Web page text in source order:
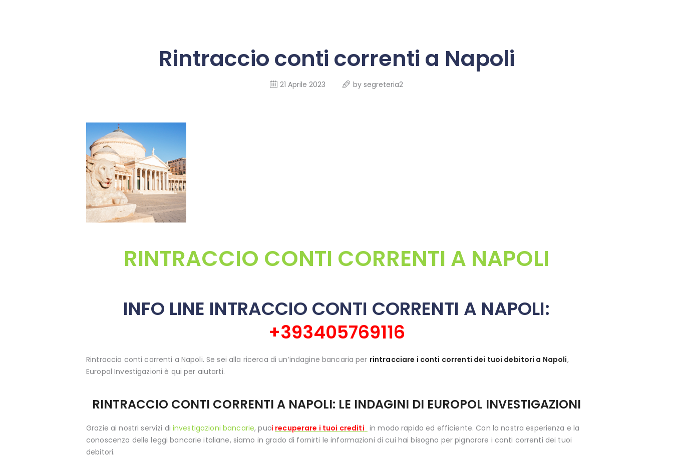
Indagini patrimoniali e investigative autorizzate
RECUPERO
INVESTIGAZIONI
BLOG
CONTATTI
SHOP
Rintraccio conti correnti a Napoli
21 Aprile 2023 by segreteria2
RINTRACCIO CONTI CORRENTI A NAPOLI
INFO LINE INTRACCIO CONTI CORRENTI A NAPOLI:
+393405769116
Rintraccio conti correnti a Napoli. Se sei alla ricerca di un’indagine bancaria per rintracciare i conti correnti dei tuoi debitori a Napoli,
Europol Investigazioni è qui per aiutarti.
RINTRACCIO CONTI CORRENTI A NAPOLI: LE INDAGINI DI EUROPOL INVESTIGAZIONI
Grazie ai nostri servizi di investigazioni bancarie, puoi recuperare i tuoi crediti in modo rapido ed efficiente. Con la nostra esperienza e la
conoscenza delle leggi bancarie italiane, siamo in grado di fornirti le informazioni di cui hai bisogno per pignorare i conti correnti dei tuoi
debitori.